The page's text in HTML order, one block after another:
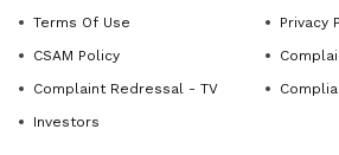
Terms Of Use
Privacy
CSAM Policy
Complaint Redressal - TV
Investors